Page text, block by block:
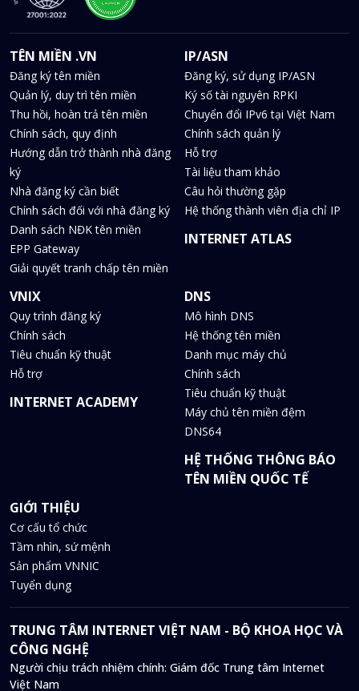
TÊN MIỀN .VN
Đăng ký tên miền
Quản lý, duy trì tên miền
Thu hồi, hoàn trả tên miền
Chính sách, quy định
Hướng dẫn trở thành nhà đăng
ký
Nhà đăng ký cần biết
Chính sách đối với nhà đăng ký
Danh sách NĐK tên miền
EPP Gateway
Giải quyết tranh chấp tên miền
IP/ASN
Đăng ký, sử dụng IP/ASN
Ký số tài nguyên RPKI
Chuyển đổi IPv6 tại Việt Nam
Chính sách quản lý
Hỗ trợ
Tài liệu tham khảo
Câu hỏi thường gặp
Hệ thống thành viên địa chỉ IP
INTERNET ATLAS
VNIX
Quy trình đăng ký
Chính sách
Tiêu chuẩn kỹ thuật
Hỗ trợ
INTERNET ACADEMY
DNS
Mô hình DNS
Hệ thống tên miền
Danh mục máy chủ
Chính sách
Tiêu chuẩn kỹ thuật
Máy chủ tên miền đệm
DNS64
HỆ THỐNG THÔNG BÁO
TÊN MIỀN QUỐC TẾ
GIỚI THIỆU
Cơ cấu tổ chức
Tầm nhìn, sứ mệnh
Sản phẩm VNNIC
Tuyển dụng
TRUNG TÂM INTERNET VIỆT NAM - BỘ KHOA HỌC VÀ
CÔNG NGHỆ
Người chịu trách nhiệm chính: Giám đốc Trung tâm Internet
Việt Nam